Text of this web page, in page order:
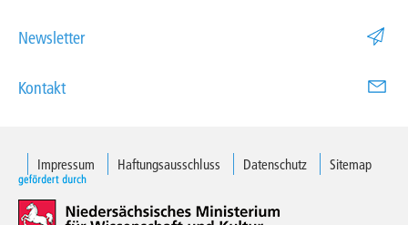
Newsletter
Kontakt
Impressum Haftungsausschluss Datenschutz Sitemap